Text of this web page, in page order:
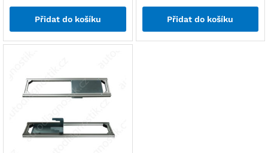
Přidat do košíku Přidat do košíku